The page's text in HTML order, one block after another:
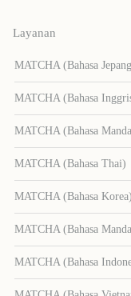
Layanan
MATCHA (Bahasa
MATCHA (Bahasa
MATCHA (Bahasa
MATCHA (Bahasa Thai)
MATCHA (Bahasa Korea)
MATCHA (Bahasa
MATCHA (Bahasa